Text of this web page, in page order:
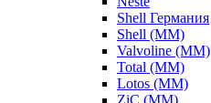
Shell Германия
Shell (ММ)
Valvoline (ММ)
Total (ММ)
Lotos (ММ)
ZiC (ММ)